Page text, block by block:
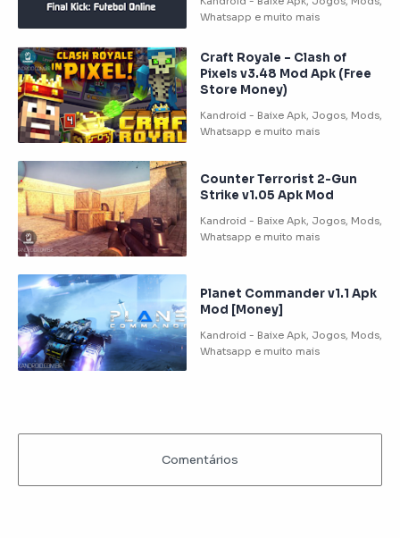
Craft Royale – Clash of
Pixels v3.48 Mod Apk (Free
Store Money)
Counter Terrorist 2-Gun
Strike v1.05 Apk Mod
Planet Commander v1.1 Apk
Mod [Money]